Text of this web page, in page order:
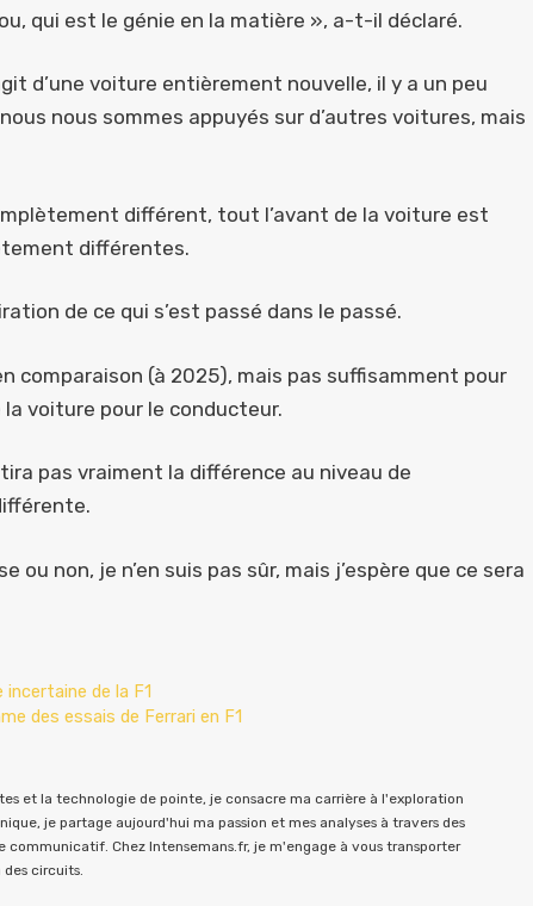
qui est le génie en la matière », a-t-il déclaré.
d’une voiture entièrement nouvelle, il y a un peu
nous sommes appuyés sur d’autres voitures, mais
différent, tout l’avant de la voiture est
différentes.
de ce qui s’est passé dans le passé.
comparaison (à 2025), mais pas suffisamment pour
voiture pour le conducteur.
pas vraiment la différence au niveau de
non, je n’en suis pas sûr, mais j’espère que ce sera
de la F1
des essais de Ferrari en F1
et la technologie de pointe, je consacre ma carrière à l'exploration
je partage aujourd'hui ma passion et mes analyses à travers des
Chez Intensemans.fr, je m'engage à vous transporter
circuits.